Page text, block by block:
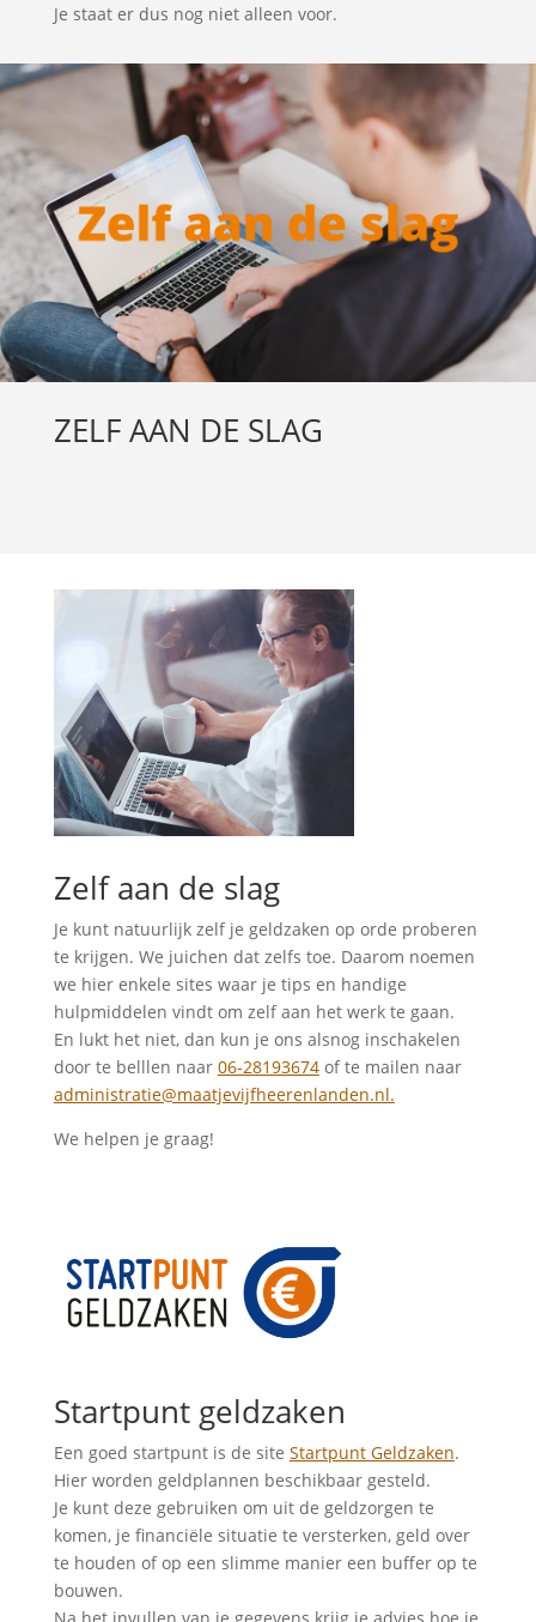
Je staat er dus nog niet alleen voor.
ZELF AAN DE SLAG
Zelf aan de slag
Je kunt natuurlijk zelf je geldzaken op orde proberen
te krijgen. We juichen dat zelfs toe. Daarom noemen
we hier enkele sites waar je tips en handige
hulpmiddelen vindt om zelf aan het werk te gaan.
En lukt het niet, dan kun je ons alsnog inschakelen
door te belllen naar 06-28193674of te mailen naar
administratie@maatjevijfheerenlanden.nl.
We helpen je graag!
Startpunt geldzaken
Een goed startpunt is de site Startpunt Geldzaken.
Hier worden geldplannen beschikbaar gesteld.
Je kunt deze gebruiken om uit de geldzorgen te
komen, je financiële situatie te versterken, geld over
te houden of op een slimme manier een buffer op te
bouwen.